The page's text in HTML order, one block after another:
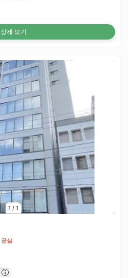
상세 보기
1 / 1
공실